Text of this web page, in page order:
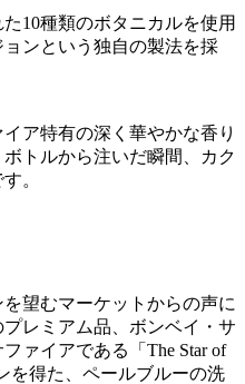
10種類のボタニカルを使用
ンという独自の製法を採
ア特有の深く華やかな香り
トルから注いだ瞬間、カク
。
望むマーケットからの声に
レミアム品、ボンベイ・サ
ァイアである「The Star of
を得た、ペールブルーの洗